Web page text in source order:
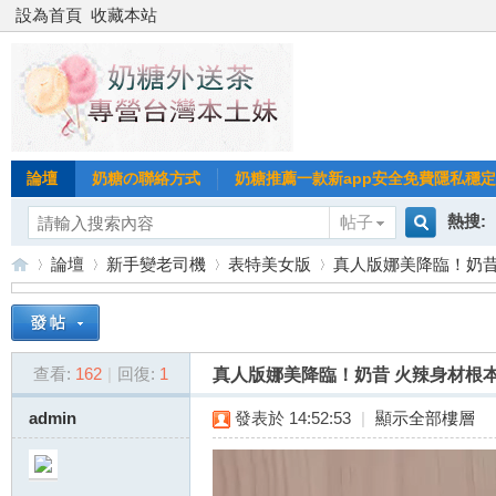
設為首頁 收藏本站
論壇 奶糖の聯絡方式 奶糖推薦一款新app安全免費隱私穩
帖子
搜
索
熱搜:
台北
台»
論壇
›
新手變老司機
›
表特美女版
›
真人版娜美降臨！奶
查看: 162 | 回復: 1 真人版娜美降臨！奶昔 火辣身材根
admin 發表於 14:52:53 | 顯示全部樓層